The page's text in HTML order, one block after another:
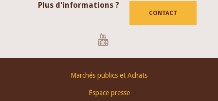
Plus d'informations ?
CONTACT
Marchés publics et Achats
Espace presse